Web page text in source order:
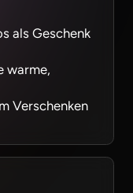
als Geschenk
warme,
Verschenken